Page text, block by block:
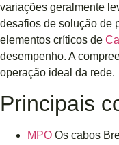
variações geralmente
desafios de solução de
elementos críticos de
desempenho. A
operação ideal da rede.
Principais
MPO Os cabos